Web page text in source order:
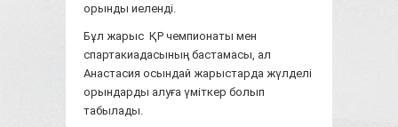
орынды иеленді.
Бұл жарыс ҚР чемпионаты мен
спартакиадасының бастамасы, ал
Анастасия осындай жарыстарда жүлделі
орындарды алуға үміткер болып
табылады.